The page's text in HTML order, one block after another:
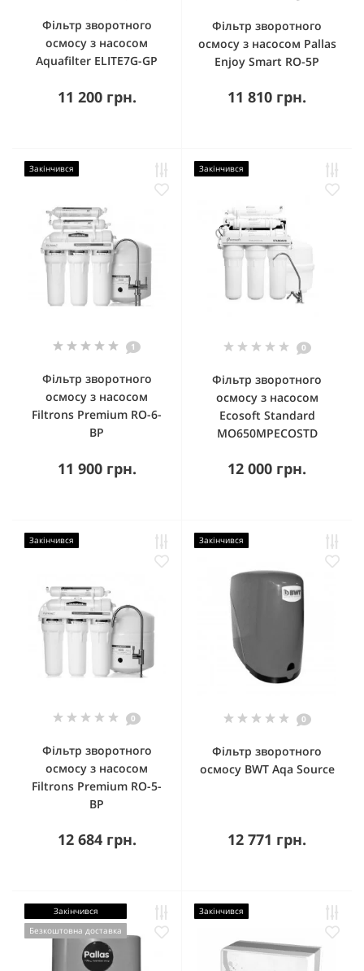
Фільтр зворотного
осмосу з насосом
Aquafilter ELITE7G-GP
11 200 грн.
Фільтр зворотного
осмосу з насосом Pallas
Enjoy Smart RO-5P
11 810 грн.
Закінчився
1
Фільтр зворотного
осмосу з насосом
Filtrons Premium RO-6-
BP
11 900 грн.
Закінчився
0
Фільтр зворотного
осмосу з насосом
Ecosoft Standard
MO650MPECOSTD
12 000 грн.
Закінчився
0
Фільтр зворотного
осмосу з насосом
Filtrons Premium RO-5-
BP
12 684 грн.
Закінчився
0
Фільтр зворотного
осмосу BWT Aqa Source
12 771 грн.
Закінчився
Безкоштовна доставка
Закінчився